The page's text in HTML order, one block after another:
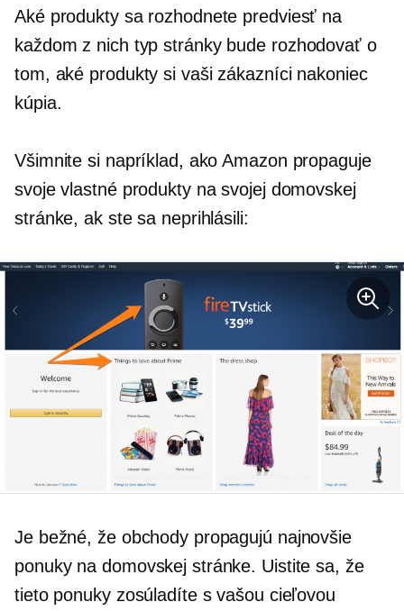
Aké produkty sa rozhodnete predviesť na
každom z nich typ stránkybude rozhodovať o
tom, aké produkty si vaši zákazníci nakoniec
kúpia.
Všimnite si napríklad, ako Amazon propaguje
svoje vlastné produkty na svojej domovskej
stránke, ak ste sa neprihlásili:
Je bežné, že obchody propagujú najnovšie
ponuky na domovskej stránke. Uistite sa, že
tieto ponuky zosúladíte s vašou cieľovou